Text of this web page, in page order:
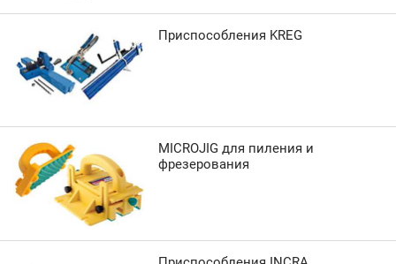
Приспособления KREG
MICROJIG для пиления и
фрезерования